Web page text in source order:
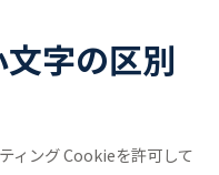
字の区別
ィング Cookieを許可して